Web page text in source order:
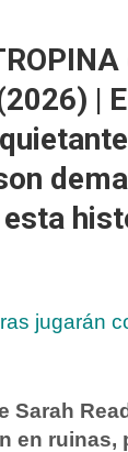
|
jugarán
Sarah
en